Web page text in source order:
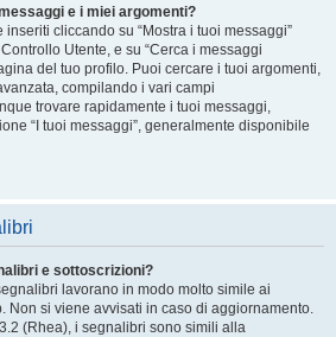
e i miei argomenti?
cliccando su “Mostra i tuoi messaggi”
Utente, e su “Cerca i messaggi
del tuo profilo. Puoi cercare i tuoi argomenti,
compilando i vari campi
trovare rapidamente i tuoi messaggi,
“I tuoi messaggi”, generalmente disponibile
e sottoscrizioni?
lavorano in modo molto simile ai
Non si viene avvisati in caso di aggiornamento.
(Rhea), i segnalibri sono simili alla